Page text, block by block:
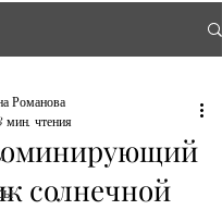
солнечной
Романова
мин. чтения